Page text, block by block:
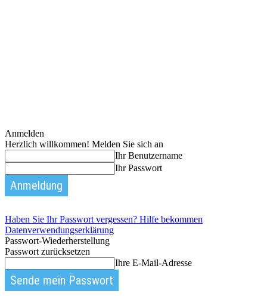
Anmelden
Herzlich willkommen! Melden Sie sich an
Ihr Benutzername
Ihr Passwort
Haben Sie Ihr Passwort vergessen? Hilfe bekommen
Datenverwendungserklärung
Passwort-Wiederherstellung
Passwort zurücksetzen
Ihre E-Mail-Adresse